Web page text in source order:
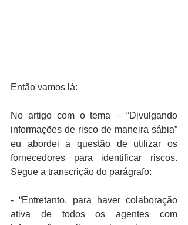
Então vamos lá:
No artigo com o tema – “Divulgando
informações de risco de maneira sábia”
eu abordei a questão de utilizar os
fornecedores para identificar riscos.
Segue a transcrição do parágrafo:
- “Entretanto, para haver colaboração
ativa de todos os agentes com